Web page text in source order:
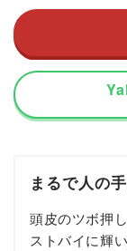
まるで人の
頭皮のツボ押
ストバイに輝い